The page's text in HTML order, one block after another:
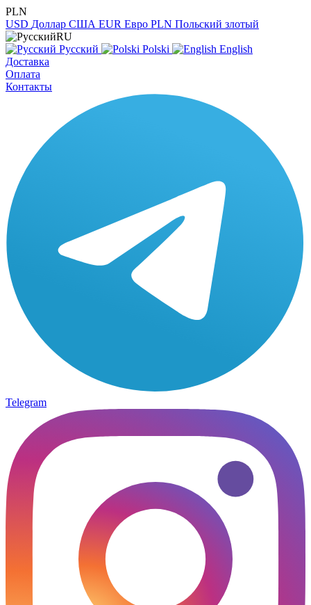
PLN
USD Доллар США EUR Евро PLN Польский злотый
RU
Русский
Polski
English
Доставка
Оплата
Контакты
Telegram